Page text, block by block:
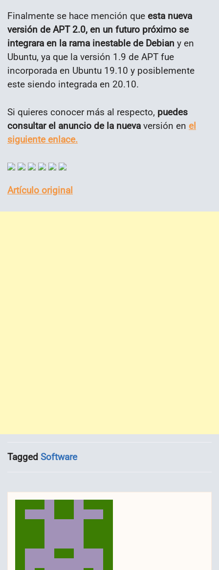
Finalmente se hace mención que esta nueva
versión de APT 2.0, en un futuro próximo se
integrara en la rama inestable de Debian y en
Ubuntu, ya que la versión 1.9 de APT fue
incorporada en Ubuntu 19.10 y posiblemente
este siendo integrada en 20.10.
Si quieres conocer más al respecto, puedes
consultar el anuncio de la nueva versión en el
siguiente enlace.
Artículo original
Tagged Software